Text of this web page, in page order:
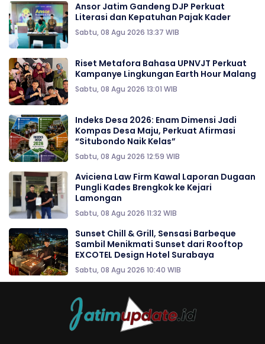
Ansor Jatim Gandeng DJP Perkuat
Literasi dan Kepatuhan Pajak Kader
Sabtu, 08 Agu 2026 13:37 WIB
Riset Metafora Bahasa UPNVJT Perkuat
Kampanye Lingkungan Earth Hour Malang
Sabtu, 08 Agu 2026 13:01 WIB
Indeks Desa 2026: Enam Dimensi Jadi
Kompas Desa Maju, Perkuat Afirmasi
“Situbondo Naik Kelas”
Sabtu, 08 Agu 2026 12:59 WIB
Aviciena Law Firm Kawal Laporan Dugaan
Pungli Kades Brengkok ke Kejari
Lamongan
Sabtu, 08 Agu 2026 11:32 WIB
Sunset Chill & Grill, Sensasi Barbeque
Sambil Menikmati Sunset dari Rooftop
EXCOTEL Design Hotel Surabaya
Sabtu, 08 Agu 2026 10:40 WIB